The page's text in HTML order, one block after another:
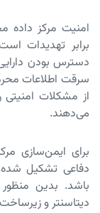
امنیت مرکز داده
برابر تهدیدات
سرقت اطلاعات
از مشکلات امنیتی
می‌دهند.
برای ایمن‌سازی
دفاعی تشکیل
باشد. بدین
دیتاسنتر و